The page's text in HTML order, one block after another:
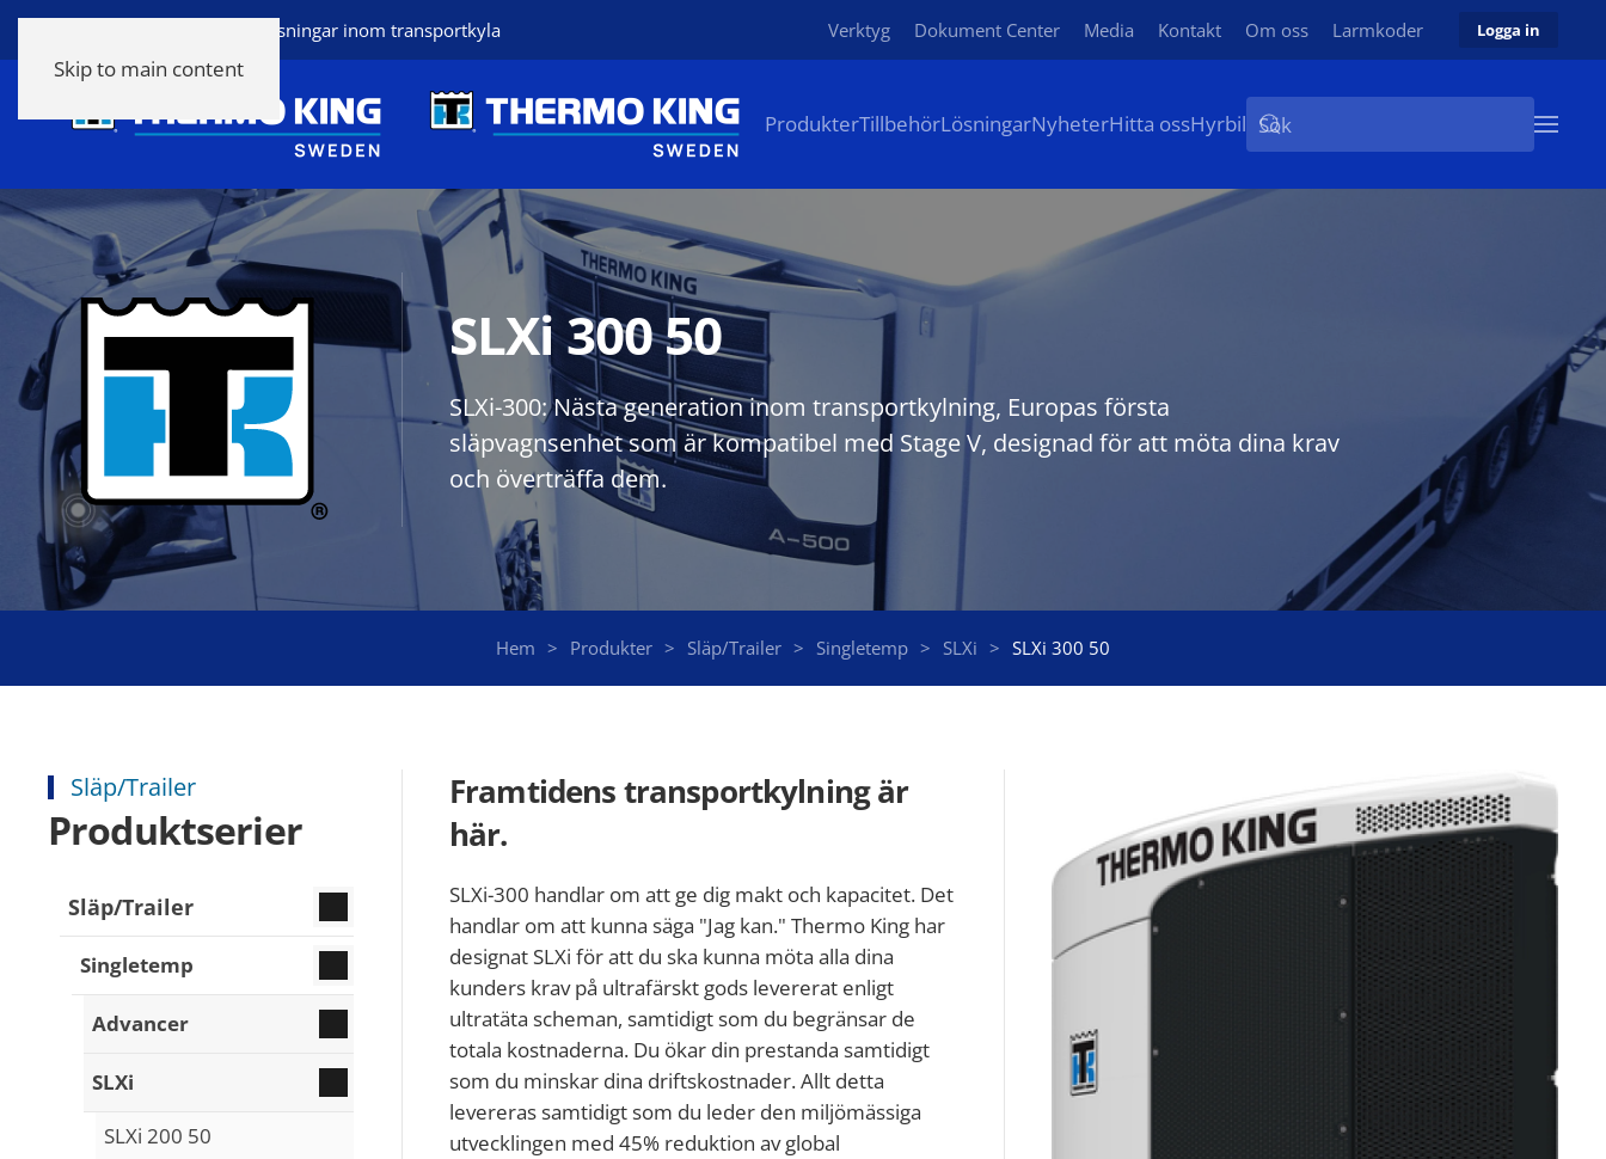
Skip to main content
Thermo King heltäckande lösningar inom transportkyla Verktyg Dokument Center Media Kontakt Om oss Larmkoder Logga in
ProdukterTillbehörLösningarNyheterHitta ossHyrbil
SLXi 300 50
SLXi-300: Nästa generation inom transportkylning, Europas första
släpvagnsenhet som är kompatibel med Stage V, designad för att möta dina krav
och överträffa dem.
Hem Produkter Släp/Trailer Singletemp SLXi SLXi 300 50
Framtidens transportkylning är
här.
SLXi-300 handlar om att ge dig makt och kapacitet. Det
handlar om att kunna säga "Jag kan." Thermo King har
designat SLXi för att du ska kunna möta alla dina
kunders krav på ultrafärskt gods levererat enligt
ultratäta scheman, samtidigt som du begränsar de
totala kostnaderna. Du ökar din prestanda samtidigt
som du minskar dina driftskostnader. Allt detta
levereras samtidigt som du leder den miljömässiga
utvecklingen med 45% reduktion av global
Släp/Trailer
Produktserier
Släp/Trailer
Singletemp
Advancer
SLXi
SLXi 200 50